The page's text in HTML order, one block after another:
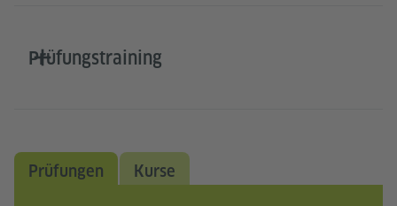
Prüfungstraining
Prüfungen Kurse